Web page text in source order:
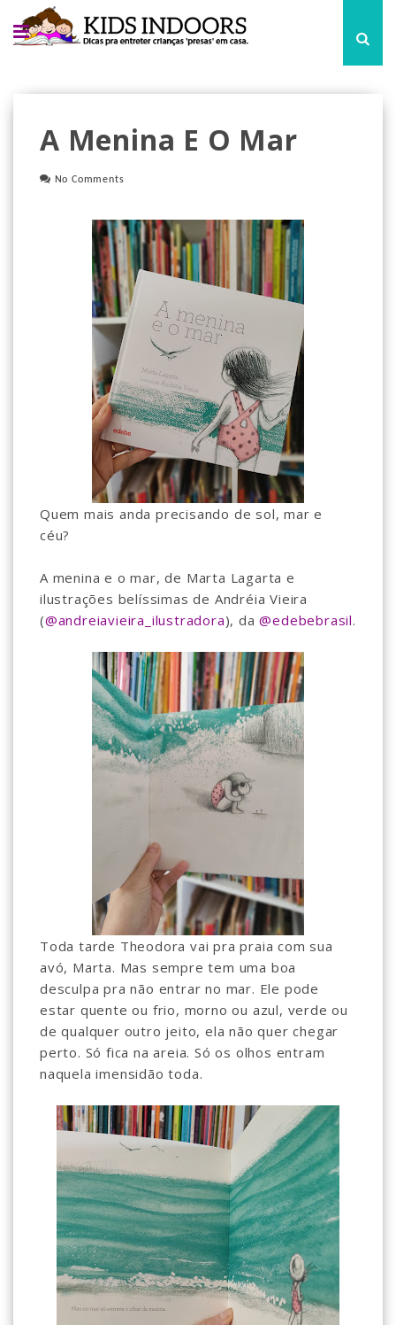
A Menina E O Mar
No Comments
Quem mais anda precisando de sol, mar e
céu?⠀
A menina e o mar, de Marta Lagarta e
ilustrações belíssimas de Andréia Vieira
(@andreiavieira_ilustradora), da@edebebrasil.
Toda tarde Theodora vai pra praia com sua
avó, Marta. Mas sempre tem uma boa
desculpa pra não entrar no mar. Ele pode
estar quente ou frio, morno ou azul, verde ou
de qualquer outro jeito, ela não quer chegar
perto. Só fica na areia. Só os olhos entram
naquela imensidão toda.⠀